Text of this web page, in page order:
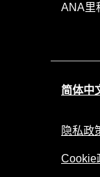
ANA里
简体中
隐私政
Cookie